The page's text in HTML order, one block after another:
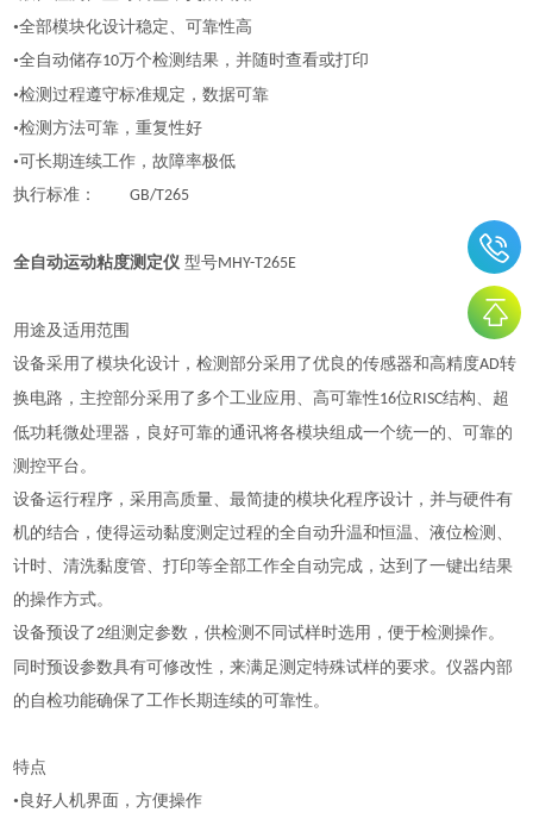
•全部模块化设计稳定、可靠性高
•全自动储存10万个检测结果，并随时查看或打印
•检测过程遵守标准规定，数据可靠
•检测方法可靠，重复性好
•可长期连续工作，故障率极低
执行标准：GB/T265
全自动运动粘度测定仪 型号MHY-T265E
用途及适用范围
设备采用了模块化设计，检测部分采用了优良的传感器和高精度AD转
换电路，主控部分采用了多个工业应用、高可靠性16位RISC结构、超
低功耗微处理器，良好可靠的通讯将各模块组成一个统一的、可靠的
测控平台。
设备运行程序，采用高质量、最简捷的模块化程序设计，并与硬件有
机的结合，使得运动黏度测定过程的全自动升温和恒温、液位检测、
计时、清洗黏度管、打印等全部工作全自动完成，达到了一键出结果
的操作方式。
设备预设了2组测定参数，供检测不同试样时选用，便于检测操作。
同时预设参数具有可修改性，来满足测定特殊试样的要求。仪器内部
的自检功能确保了工作长期连续的可靠性。
特点
•良好人机界面，方便操作